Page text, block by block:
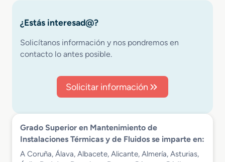
¿Estás interesad@?
Solicítanos información y nos pondremos en
contacto lo antes posible.
Solicitar información
Grado Superior en Mantenimiento de
Instalaciones Térmicas y de Fluidos se imparte en:
A Coruña, Álava, Albacete, Alicante, Almería, Asturias,